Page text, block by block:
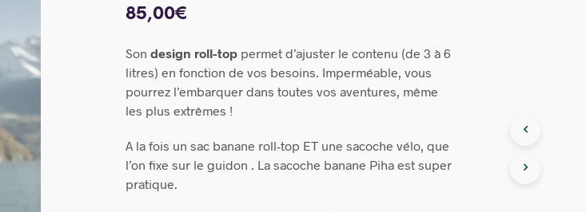
85,00€
Sondesign roll-top permet d’ajuster le contenu (de 3 à 6
litres) en fonction de vos besoins. Imperméable, vous
pourrez l’embarquer dans toutes vos aventures, même
les plus extrêmes !
A la fois un sac banane roll-top ET une sacoche vélo, que
l’on fixe sur le guidon . La sacoche banane Piha est super
pratique.